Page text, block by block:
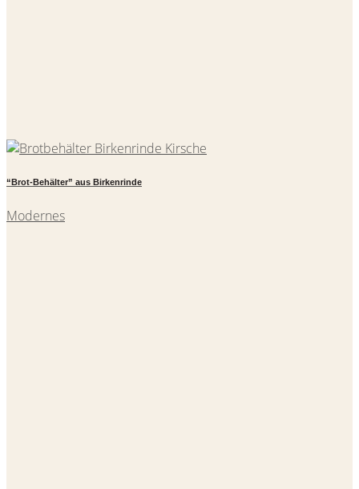
“Brot-Behälter” aus Birkenrinde
Modernes